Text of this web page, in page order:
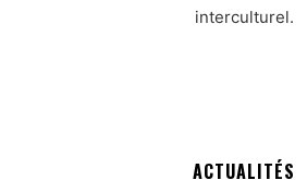
interculturel.
ACTUALITÉS